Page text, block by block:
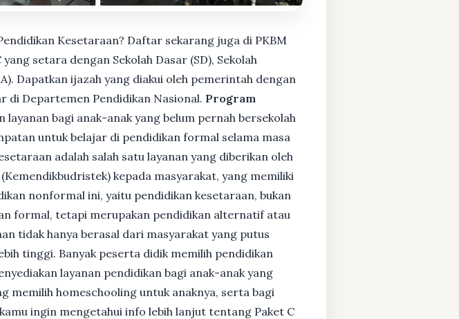
Kesetaraan? Daftar sekarang juga di PKBM
setara dengan Sekolah Dasar (SD), Sekolah
Dapatkan ijazah yang diakui oleh pemerintah dengan
Departemen Pendidikan Nasional. Program
bagi anak-anak yang belum pernah bersekolah
untuk belajar di pendidikan formal selama masa
adalah salah satu layanan yang diberikan oleh
kepada masyarakat, yang memiliki
nonformal ini, yaitu pendidikan kesetaraan, bukan
formal, tetapi merupakan pendidikan alternatif atau
tidak hanya berasal dari masyarakat yang putus
tinggi. Banyak peserta didik memilih pendidikan
layanan pendidikan bagi anak-anak yang
memilih homeschooling untuk anaknya, serta bagi
ingin mengetahui info lebih lanjut tentang Paket C